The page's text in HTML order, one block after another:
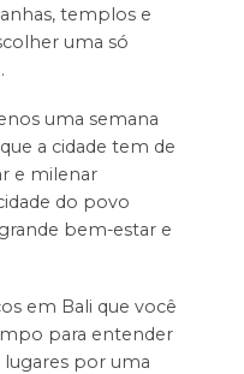
templos e
uma só
uma semana
a cidade tem de
e milenar
do povo
bem-estar e
em Bali que você
para entender
por uma